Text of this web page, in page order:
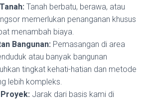
Tanah berbatu, berawa, atau
memerlukan penanganan khusus
menambah biaya.
Bangunan: Pemasangan di area
atau banyak bangunan
tingkat kehati-hatian dan metode
lebih kompleks.
Jarak dari basis kami di